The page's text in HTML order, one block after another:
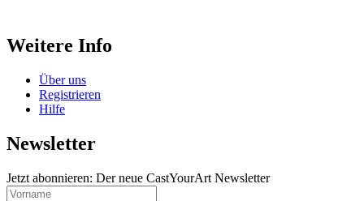
Weitere Info
Über uns
Registrieren
Hilfe
Newsletter
Jetzt abonnieren: Der neue CastYourArt Newsletter